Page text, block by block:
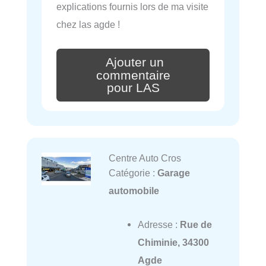
explications fournis lors de ma visite
chez las agde !
Ajouter un
commentaire
pour LAS
Centre Auto Cros
Catégorie : Garage
automobile
Adresse : Rue de
Chiminie, 34300
Agde